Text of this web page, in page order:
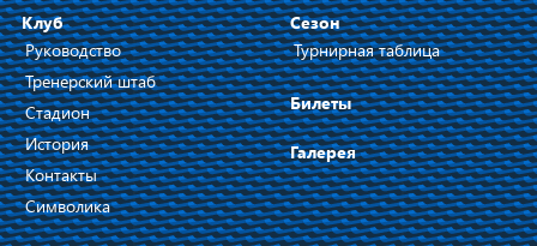
Клуб
Руководство
Тренерский штаб
Стадион
История
Контакты
Символика
Сезон
Турнирная таблица
Билеты
Галерея